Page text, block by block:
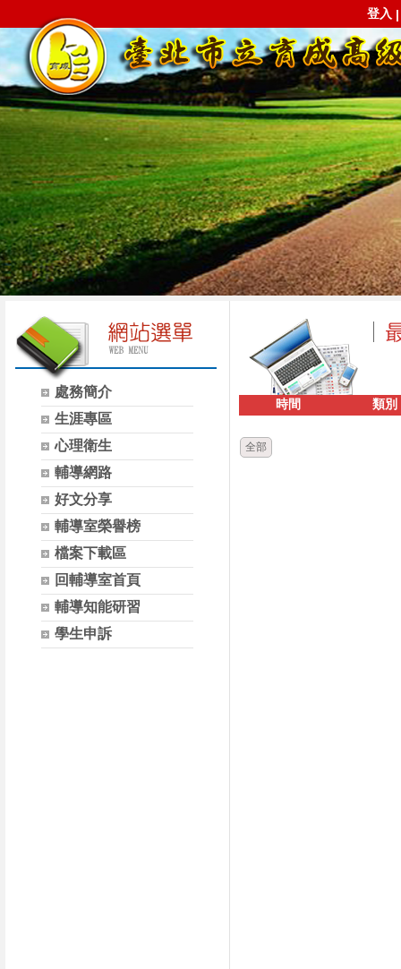
登入
處務簡介
生涯專區
心理衛生
輔導網路
好文分享
輔導室榮譽榜
檔案下載區
回輔導室首頁
輔導知能研習
學生申訴
時間 類別
全部